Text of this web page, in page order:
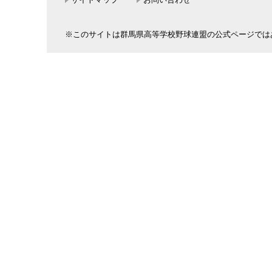
※このサイトは群馬県高等学校野球連盟の公式ページで